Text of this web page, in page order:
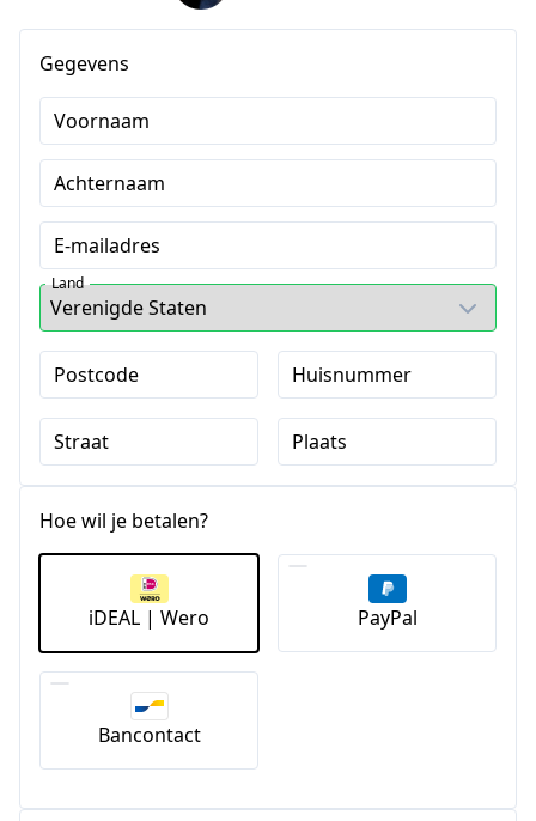
Gegevens
Voornaam
Achternaam
E-mailadres
Land
Postcode Huisnummer
Straat Plaats
Hoe wil je betalen?
iDEAL | Wero PayPal
Bancontact